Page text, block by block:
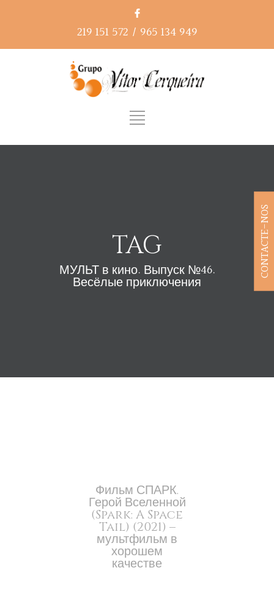
219 151 572 / 965 134 949
TAG
МУЛЬТ в кино. Выпуск №46.
Весёлые приключения
Фильм СПАРК.
Герой Вселенной
(Spark: A Space
Tail) (2021) –
мультфильм в
хорошем
качестве
CONTACTE-NOS